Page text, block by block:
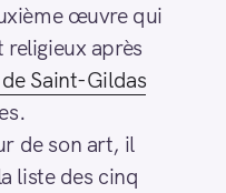
œuvre qui
après
Saint-Gildas
de son art, il
liste des cinq